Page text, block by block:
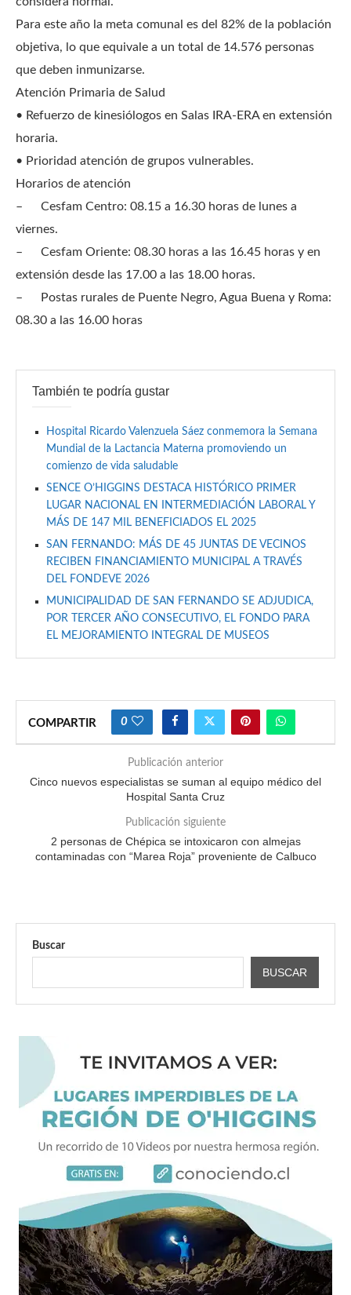
Para este año la meta comunal es del 82% de la población
objetiva, lo que equivale a un total de 14.576 personas
que deben inmunizarse.
Atención Primaria de Salud
• Refuerzo de kinesiólogos en Salas IRA-ERA en extensión
horaria.
• Prioridad atención de grupos vulnerables.
Horarios de atención
–
Cesfam Centro: 08.15 a 16.30 horas de lunes a
viernes.
–
Cesfam Oriente: 08.30 horas a las 16.45 horas y en
extensión desde las 17.00 a las 18.00 horas.
–
Postas rurales de Puente Negro, Agua Buena y Roma:
08.30 a las 16.00 horas
También te podría gustar
Hospital Ricardo Valenzuela Sáez conmemora la Semana
Mundial de la Lactancia Materna promoviendo un
comienzo de vida saludable
SENCE O’HIGGINS DESTACA HISTÓRICO PRIMER
LUGAR NACIONAL EN INTERMEDIACIÓN LABORAL Y
MÁS DE 147 MIL BENEFICIADOS EL 2025
SAN FERNANDO: MÁS DE 45 JUNTAS DE VECINOS
RECIBEN FINANCIAMIENTO MUNICIPAL A TRAVÉS
DEL FONDEVE 2026
MUNICIPALIDAD DE SAN FERNANDO SE ADJUDICA,
POR TERCER AÑO CONSECUTIVO, EL FONDO PARA
EL MEJORAMIENTO INTEGRAL DE MUSEOS
COMPARTIR 0
Publicación anterior
Cinco nuevos especialistas se suman al equipo médico del
Hospital Santa Cruz
Publicación siguiente
2 personas de Chépica se intoxicaron con almejas
contaminadas con “Marea Roja” proveniente de Calbuco
Buscar
BUSCAR